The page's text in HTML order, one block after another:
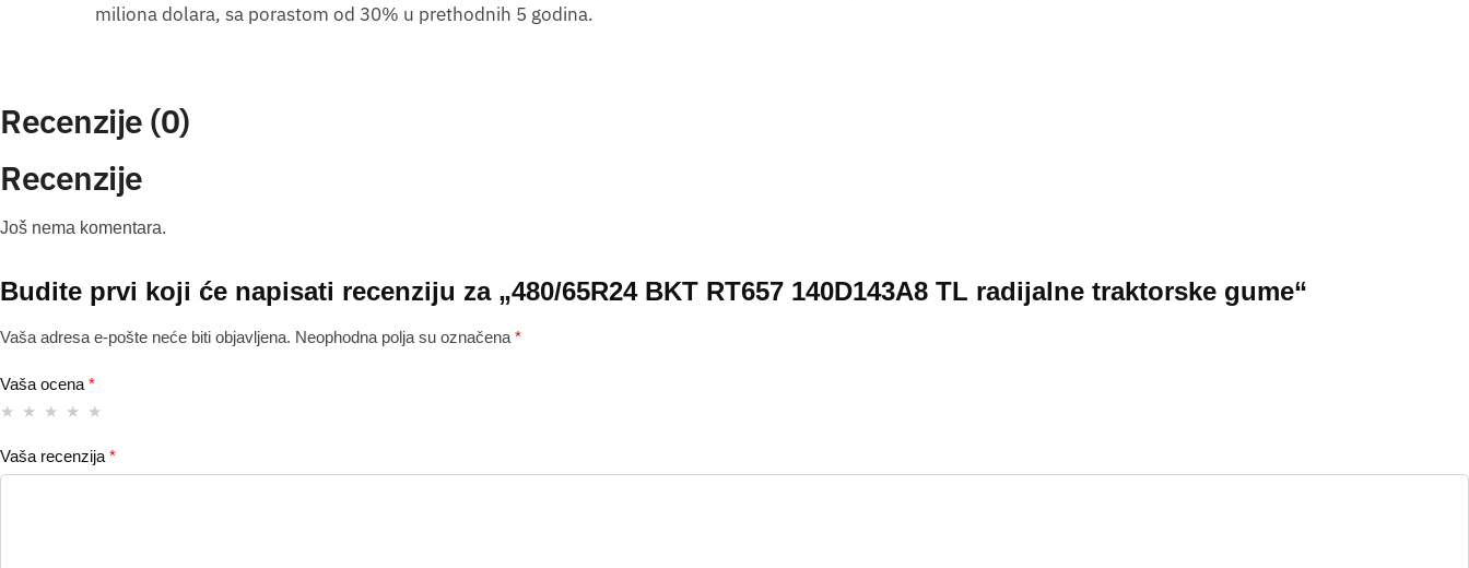
miliona dolara, sa porastom od 30% u prethodnih 5 godina.
Recenzije (0)
Recenzije
Još nema komentara.
Budite prvi koji će napisati recenziju za „480/65R24 BKT RT657 140D143A8 TL radijalne traktorske gume“
Vaša adresa e-pošte neće biti objavljena. Neophodna polja su označena *
Vaša ocena *
Vaša recenzija *